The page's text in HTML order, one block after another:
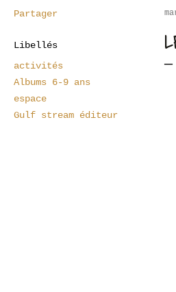
Partager
Libellés
activités
Albums 6-9 ans
espace
Gulf stream éditeur